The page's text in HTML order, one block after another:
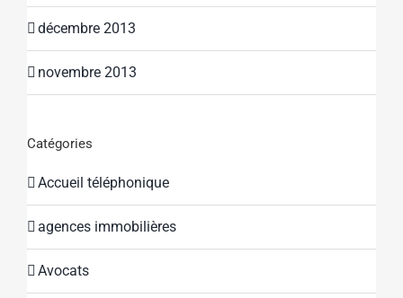
décembre 2013
novembre 2013
Catégories
Accueil téléphonique
agences immobilières
Avocats